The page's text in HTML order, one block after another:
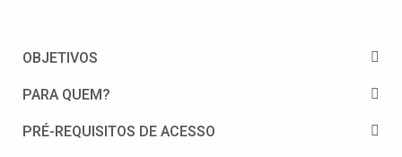
OBJETIVOS
PARA QUEM?
PRÉ-REQUISITOS DE ACESSO